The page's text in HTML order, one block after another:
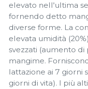
elevato nell'ultima
fornendo detto
diverse forme. La
elevata umidità
svezzati (aumento
mangime.
lattazione ai 7 giorni
giorni di vita). I più